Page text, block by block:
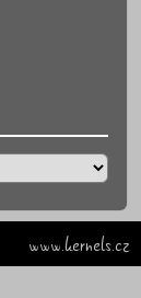
www.kernels.cz